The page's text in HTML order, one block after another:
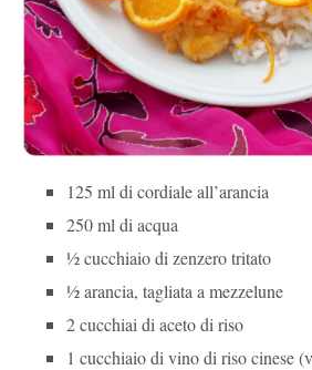
125 ml di cordiale all’arancia
250 ml di acqua
½ cucchiaio di zenzero tritato
½ arancia, tagliata a mezzelune
2 cucchiai di aceto di riso
1 cucchiaio di vino di riso cinese